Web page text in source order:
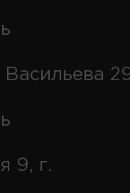
9, г.